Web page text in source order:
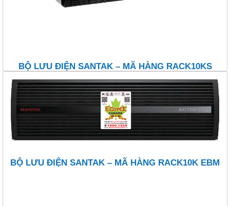
BỘ LƯU ĐIỆN SANTAK – MÃ HÀNG RACK10KS
BỘ LƯU ĐIỆN SANTAK – MÃ HÀNG RACK10K EBM